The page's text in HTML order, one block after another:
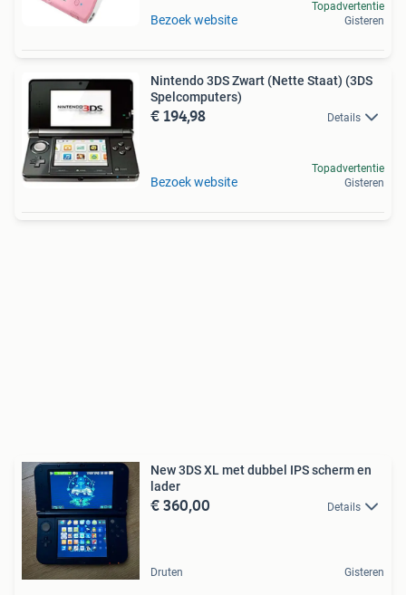
Bezoek website
Topadvertentie
Gisteren
Nintendo 3DS Zwart (Nette Staat) (3DS
Spelcomputers)
€ 194,98 Details
Bezoek website
Topadvertentie
Gisteren
New 3DS XL met dubbel IPS scherm en
lader
€ 360,00 Details
Druten Gisteren